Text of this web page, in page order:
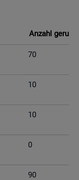
An­zahl
70
10
10
0
90